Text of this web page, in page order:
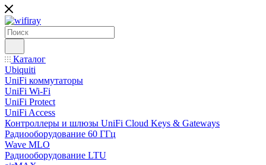
Каталог
Ubiquiti
UniFi коммутаторы
UniFi Wi-Fi
UniFi Protect
UniFi Access
Контроллеры и шлюзы UniFi Cloud Keys & Gateways
Радиооборудование 60 ГГц
Wave MLO
Радиооборудование LTU